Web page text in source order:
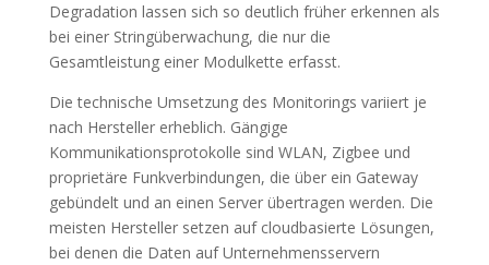
Degradation lassen sich so deutlich früher erkennen als
bei einer Stringüberwachung, die nur die
Gesamtleistung einer Modulkette erfasst.
Die technische Umsetzung des Monitorings variiert je
nach Hersteller erheblich. Gängige
Kommunikationsprotokolle sind WLAN, Zigbee und
proprietäre Funkverbindungen, die über ein Gateway
gebündelt und an einen Server übertragen werden. Die
meisten Hersteller setzen auf cloudbasierte Lösungen,
bei denen die Daten auf Unternehmensservern